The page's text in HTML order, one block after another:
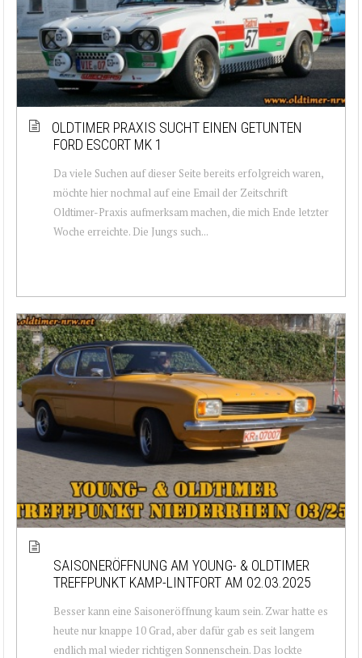
OLDTIMER PRAXIS SUCHT EINEN GETUNTEN
FORD ESCORT MK 1
Da viele Suchen auf dieser Seite bereits erfolgreich waren,
möchte hier nochmal auf eine Email der Zeitschrift
Oldtimer-Praxis aufmerksam machen, die mich Ende letzter
Woche erreichte. Die Jungs such...
SAISONERÖFFNUNG AM YOUNG- & OLDTIMER
TREFFPUNKT KAMP-LINTFORT AM 02.03.2025
Besser kann eine Saisoneröffnung kaum sein. Zwar hatte es
heute nur knappe 10 Grad, aber dafür gab es seit langem
endlich mal wieder richtigen Sonnenschein. Das lockte